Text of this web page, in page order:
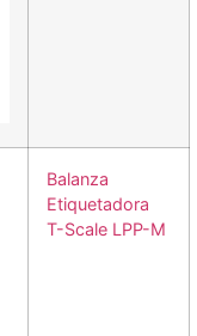
Balanza
Etiquetadora
T-Scale LPP-M